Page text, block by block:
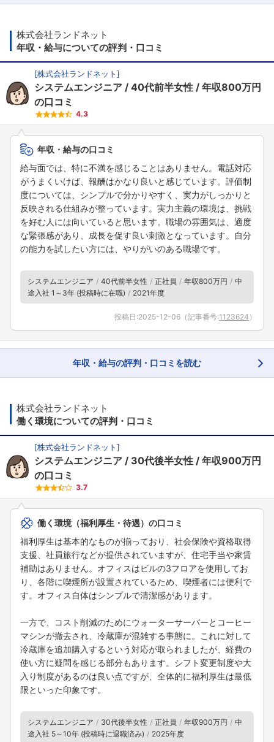
株式会社ランドネット
年収・給与についての評判・口コミ
[株式会社ランドネット]
システムエンジニア 40代前半女性
年収800万円
の口コミ
4.3
年収・給与の口コミ
給与面では、特に不満を感じることはありません。電話対応
がうまくいけば、報酬はかなり良いと感じています。評価制
度については、シンプルで分かりやすく、実力がしっかりと
反映される仕組みが整っています。実力主義の環境は、挑戦
を好む人には向いていると思います。職場の雰囲気は、適度
な緊張感があり、成長を促す良い刺激となっています。自分
の能力を試したい方には、やりがいのある職場です。
システムエンジニア 40代前半女性 正社員 年収800万円
中
途入社 1～3年 (投稿時に在職)
2021年度
投稿日:2025-12-06 （記事番号:1123624 ）
年収・給与の評判・口コミを読む
株式会社ランドネット
働く環境についての評判・口コミ
[株式会社ランドネット]
システムエンジニア 30代後半女性
年収900万円
の口コミ
3.7
働く環境（福利厚生・待遇）の口コミ
福利厚生は基本的なものが揃っており、社会保険や資格取得
支援、社員旅行などが提供されていますが、住宅手当や家賃
補助はありません。オフィスはビルの3フロアを使用してお
り、各階に喫煙所が設置されているため、喫煙者には便利で
す。オフィス自体はシンプルで清潔感があります。
一方で、コスト削減のためにウォーターサーバーとコーヒー
マシンが撤去され、冷蔵庫が混雑する事態に。これに対して
冷蔵庫を追加購入するという対応が取られましたが、経費の
使い方に疑問を感じる部分もあります。シフト変更制度や大
入り制度があるのは良い点ですが、全体的に福利厚生は最低
限といった印象です。
システムエンジニア 30代後半女性 正社員 年収900万円
中
途入社 5～10年 (投稿時に退職済み)
2025年度